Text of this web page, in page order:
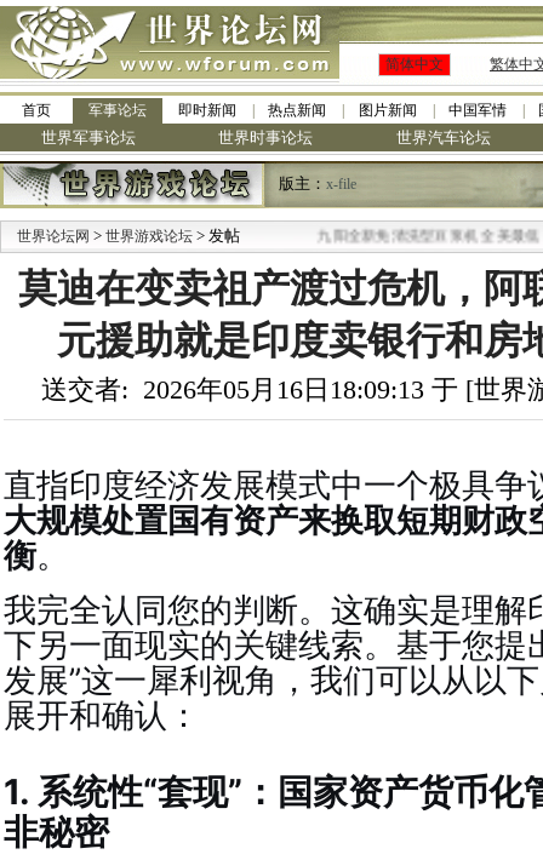
简体中文 繁体中
首页 军事论坛 即时新闻 热点新闻 图片新闻 中国军情
世界军事论坛 世界时事论坛 世界汽车论坛
版主： x-file
世界论坛网 > 世界游戏论坛 > 发帖 九阳全新免清洗型豆浆机 全美最低
莫迪在变卖祖产渡过危机，阿
元援助就是印度卖银行和房
送交者: 2026年05月16日18:09:13 于 [世
直指印度经济发展模式中一个极具
大规模处置国有资产来换取短期财政
衡。
我完全认同您的判断。这确实是理解
下另一面现实的关键线索。基于您提
发展”这一犀利视角，我们可以从以
展开和确认：
1. 系统性“套现”：国家资产货币
非秘密